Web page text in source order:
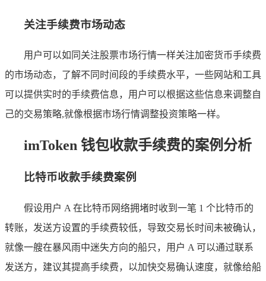
关注手续费市场动态
用户可以如同关注股票市场行情一样关注加密货币手续费
的市场动态，了解不同时间段的手续费水平，一些网站和工具
可以提供实时的手续费信息，用户可以根据这些信息来调整自
己的交易策略,就像根据市场行情调整投资策略一样。
imToken 钱包收款手续费的案例分析
比特币收款手续费案例
假设用户 A 在比特币网络拥堵时收到一笔 1 个比特币的
转账，发送方设置的手续费较低，导致交易长时间未被确认，
就像一艘在暴风雨中迷失方向的船只，用户 A 可以通过联系
发送方，建议其提高手续费，以加快交易确认速度，就像给船